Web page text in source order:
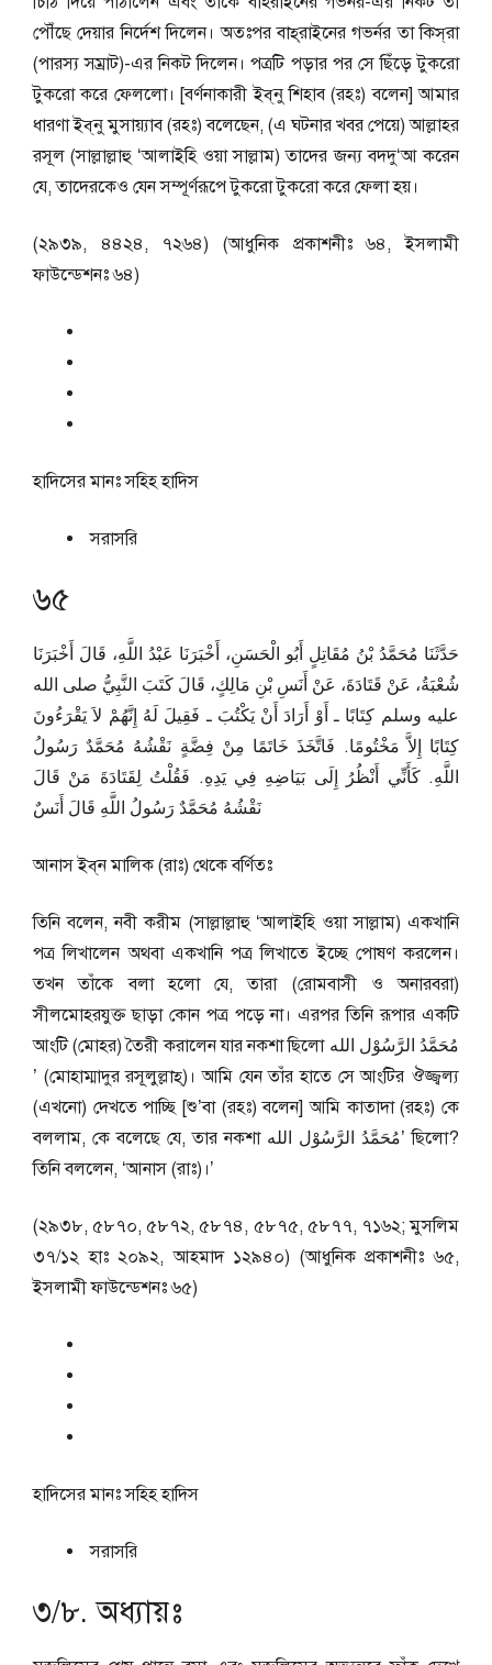
পৌঁছে দেয়ার নির্দেশ দিলেন। অতঃপর বাহ্‌রাইনের গভর্নর তা কিস্‌রা
(পারস্য সম্রাট)-এর নিকট দিলেন। পত্রটি পড়ার পর সে ছিঁড়ে টুকরো
টুকরো করে ফেললো। [বর্ণনাকারী ইব্‌নু শিহাব (রহঃ) বলেন] আমার
ধারণা ইব্‌নু মুসায়্যাব (রহঃ) বলেছেন, (এ ঘটনার খবর পেয়ে) আল্লাহর
রসূল (সাল্লাল্লাহু ‘আলাইহি ওয়া সাল্লাম) তাদের জন্য বদদু‘আ করেন
যে, তাদেরকেও যেন সম্পূর্ণরূপে টুকরো টুকরো করে ফেলা হয়।
(২৯৩৯, ৪৪২৪, ৭২৬৪) (আধুনিক প্রকাশনীঃ ৬৪, ইসলামী
ফাউন্ডেশনঃ ৬৪)
হাদিসের মানঃসহিহ হাদিস
সরাসরি
৬৫
حَدَّثَنَا مُحَمَّدُ بْنُ مُقَاتِلٍ أَبُو الْحَسَنِ، أَخْبَرَنَا عَبْدُ اللَّهِ، قَالَ أَخْبَرَنَا
شُعْبَةُ، عَنْ قَتَادَةَ، عَنْ أَنَسِ بْنِ مَالِكٍ، قَالَ كَتَبَ النَّبِيُّ صلى الله
عليه وسلم كِتَابًا ـ أَوْ أَرَادَ أَنْ يَكْتُبَ ـ فَقِيلَ لَهُ إِنَّهُمْ لاَ يَقْرَءُونَ
كِتَابًا إِلاَّ مَخْتُومًا‏.‏ فَاتَّخَذَ خَاتَمًا مِنْ فِضَّةٍ نَقْشُهُ مُحَمَّدٌ رَسُولُ
اللَّهِ‏.‏ كَأَنِّي أَنْظُرُ إِلَى بَيَاضِهِ فِي يَدِهِ‏.‏ فَقُلْتُ لِقَتَادَةَ مَنْ قَالَ
نَقْشُهُ مُحَمَّدٌ رَسُولُ اللَّهِ قَالَ أَنَسٌ‏
আনাস ইব্‌ন মালিক (রাঃ) থেকে বর্ণিতঃ
তিনি বলেন, নবী করীম (সাল্লাল্লাহু ‘আলাইহি ওয়া সাল্লাম) একখানি
পত্র লিখালেন অথবা একখানি পত্র লিখাতে ইচ্ছে পোষণ করলেন।
তখন তাঁকে বলা হলো যে, তারা (রোমবাসী ও অনারবরা)
সীলমোহরযুক্ত ছাড়া কোন পত্র পড়ে না। এরপর তিনি রূপার একটি
আংটি (মোহর) তৈরী করালেন যার নকশা ছিলো مُحَمَّدُ الرَّسُوْل الله
’ (মোহাম্মাদুর রসূলুল্লাহ্)। আমি যেন তাঁর হাতে সে আংটির ঔজ্জ্বল্য
(এখনো) দেখতে পাচ্ছি [শু’বা (রহঃ) বলেন] আমি কাতাদা (রহঃ) কে
বললাম, কে বলেছে যে, তার নকশা مُحَمَّدُ الرَّسُوْل الله’ ছিলো?
তিনি বললেন, ‘আনাস (রাঃ)।’
(২৯৩৮, ৫৮৭০, ৫৮৭২, ৫৮৭৪, ৫৮৭৫, ৫৮৭৭, ৭১৬২; মুসলিম
৩৭/১২ হাঃ ২০৯২, আহমাদ ১২৯৪০) (আধুনিক প্রকাশনীঃ ৬৫,
ইসলামী ফাউন্ডেশনঃ ৬৫)
হাদিসের মানঃসহিহ হাদিস
সরাসরি
৩/৮. অধ্যায়ঃ